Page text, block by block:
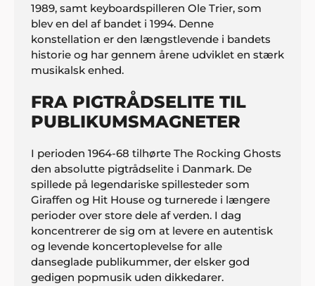
1989, samt keyboardspilleren Ole Trier, som
blev en del af bandet i 1994. Denne
konstellation er den længstlevende i bandets
historie og har gennem årene udviklet en stærk
musikalsk enhed.
FRA PIGTRÅDSELITE TIL
PUBLIKUMSMAGNETER
I perioden 1964-68 tilhørte The Rocking Ghosts
den absolutte pigtrådselite i Danmark. De
spillede på legendariske spillesteder som
Giraffen og Hit House og turnerede i længere
perioder over store dele af verden. I dag
koncentrerer de sig om at levere en autentisk
og levende koncertoplevelse for alle
danseglade publikummer, der elsker god
gedigen popmusik uden dikkedarer.